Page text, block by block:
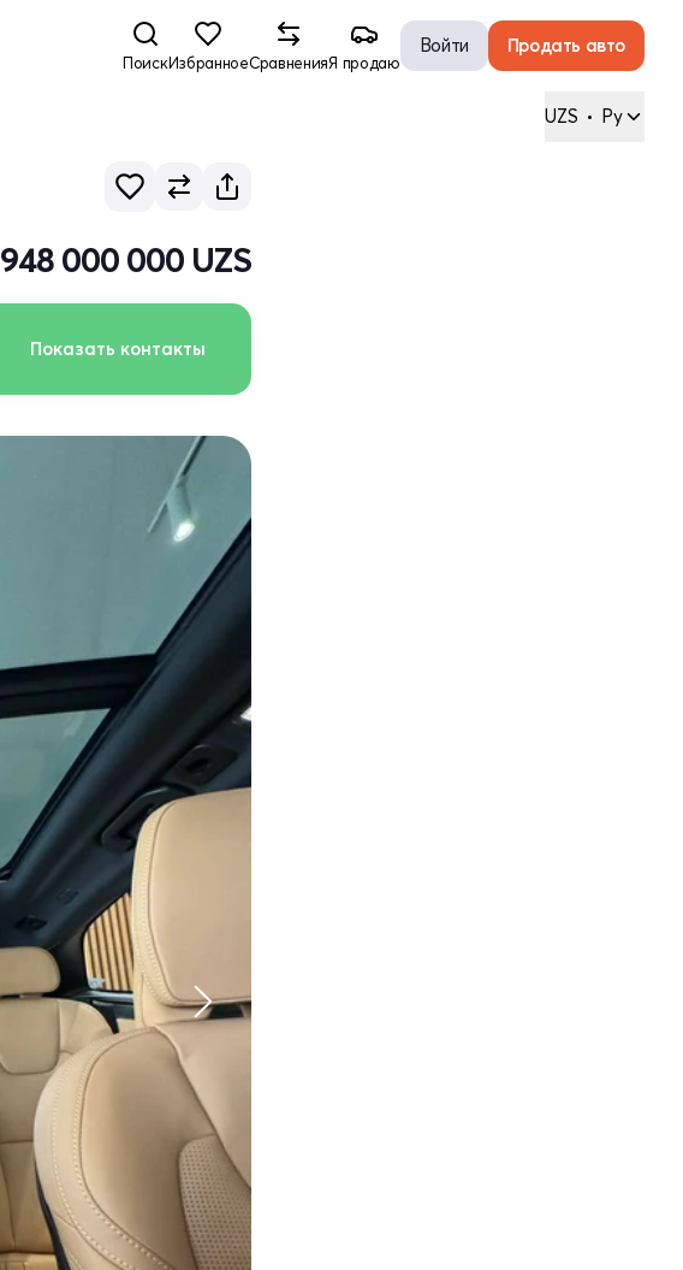
ПоискИзбранноеСравненияЯ продаю
Войти Продать авто
UZS • Ру
948 000 000 UZS
Показать контакты